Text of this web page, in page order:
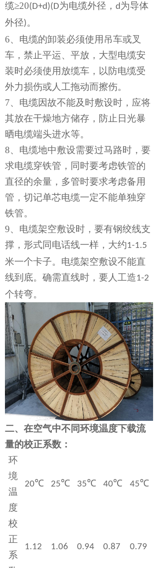
缆≥20(D+d)(D为电缆外径， d为导体
外径)。
6、 电缆的卸装必须使用吊车或叉
车，禁止平运、平放，大型电缆安
装时必须使用放缆车，以防电缆受
外力损伤或人工拖动而擦伤。
7、 电缆因故不能及时敷设时，应将
其放在干燥地方储存，防止日光暴
晒电缆端头进水等。
8、 电缆地中敷设需要过马路时，要
求电缆穿铁管，同时要考虑铁管的
直径的余量，多管时要求考虑备用
管，切记单芯电缆一定不能单独穿
铁管。
9、 电缆架空敷设时，要有钢绞线支
撑，形式同电话线一样，大约1-1.5
米一个卡子。电缆架空敷设不能直
线到底。确需直线时，要人工造1-2
个转弯。
二、 在空气中不同环境温度下载流
量的校正系数：
环
境
温
度
20℃ 25℃ 35℃ 40℃ 45℃
校
正
系
1.12 1.06 0.94 0.87 0.79